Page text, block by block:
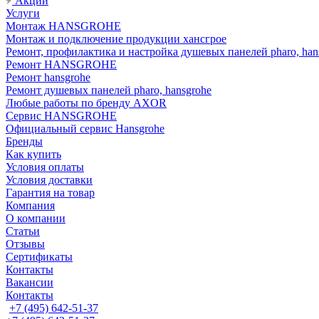
Услуги
Монтаж HANSGROHE
Монтаж и подключение продукции хансгрое
Ремонт, профилактика и настройка душевых панелей pharo,
Ремонт HANSGROHE
Ремонт hansgrohe
Ремонт душевых панелей pharo, hansgrohe
Любые работы по бренду AXOR
Сервис HANSGROHE
Официальный сервис Hansgrohe
Бренды
Как купить
Условия оплаты
Условия доставки
Гарантия на товар
Компания
О компании
Статьи
Отзывы
Сертификаты
Контакты
Вакансии
Контакты
+7 (495) 642-51-37